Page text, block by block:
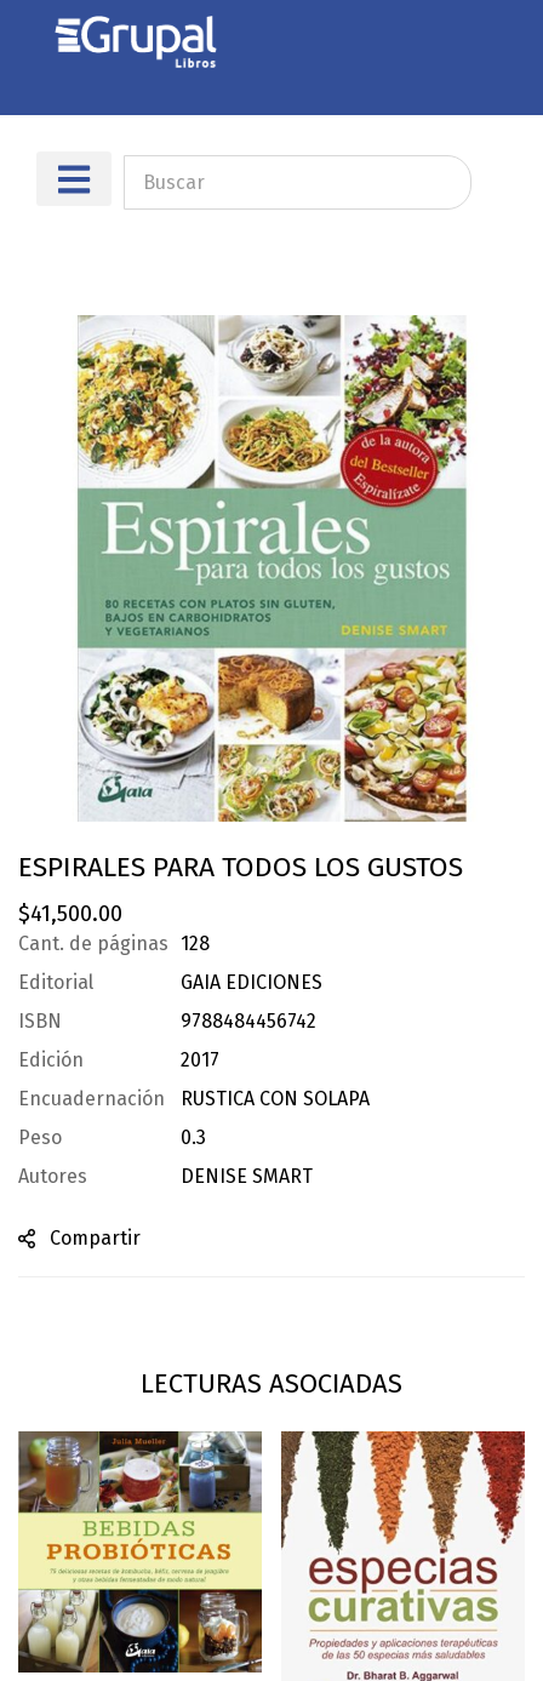
ESPIRALES PARA TODOS LOS GUSTOS
$41,500.00
Cant. de páginas
128
Editorial
GAIA EDICIONES
ISBN
9788484456742
Edición
2017
Encuadernación
RUSTICA CON SOLAPA
Peso
0.3
Autores
DENISE SMART
Compartir
LECTURAS ASOCIADAS